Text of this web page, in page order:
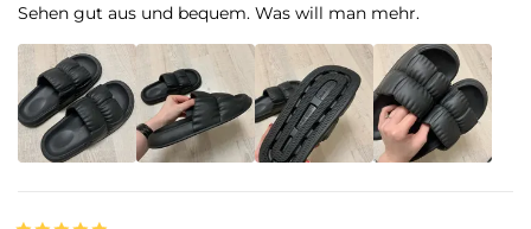
Sehen gut aus und bequem. Was will man mehr.